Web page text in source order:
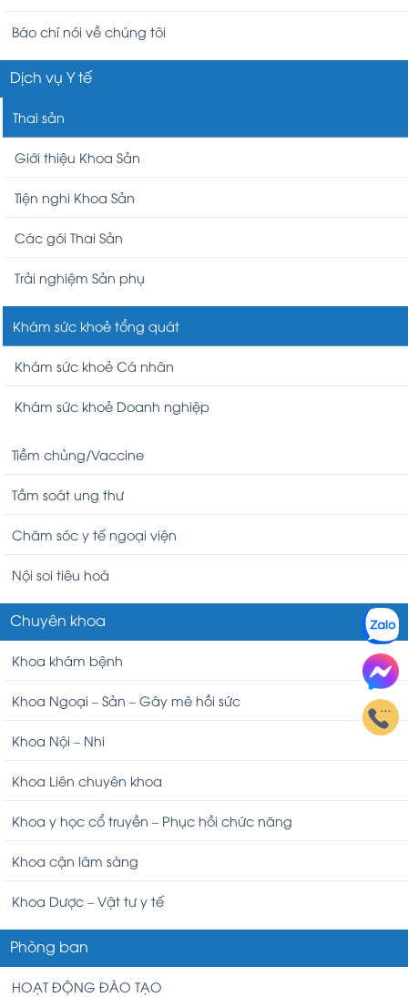
Báo chí nói về chúng tôi
Dịch vụ Y tế
Thai sản
Giới thiệu Khoa Sản
Tiện nghi Khoa Sản
Các gói Thai Sản
Trải nghiệm Sản phụ
Khám sức khoẻ tổng quát
Khám sức khoẻ Cá nhân
Khám sức khoẻ Doanh nghiệp
Tiềm chủng/Vaccine
Tầm soát ung thư
Chăm sóc y tế ngoại viện
Nội soi tiêu hoá
Chuyên khoa
Khoa khám bệnh
Khoa Ngoại – Sản – Gây mê hồi sức
Khoa Nội – Nhi
Khoa Liên chuyên khoa
Khoa y học cổ truyền – Phục hồi chức năng
Khoa cận lâm sàng
Khoa Dược – Vật tư y tế
Phòng ban
HOẠT ĐỘNG ĐÀO TẠO